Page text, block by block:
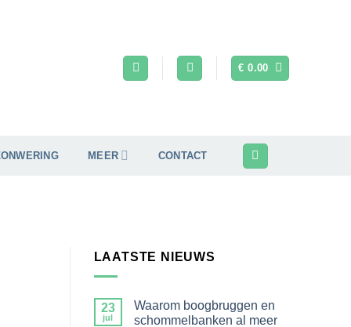
€ 0.00
MEER CONTACT
LAATSTE NIEUWS
23
jul
Waarom boogbruggen en
schommelbanken al meer